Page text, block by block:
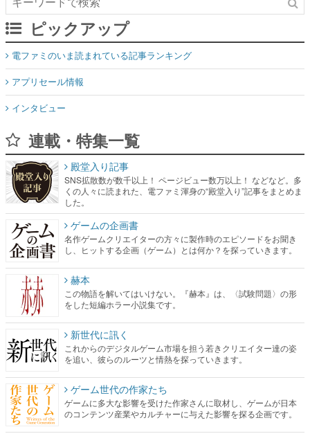
ピックアップ
電ファミのいま読まれている記事ランキング
アプリセール情報
インタビュー
連載・特集一覧
殿堂入り記事
SNS拡散数が数千以上！ ページビュー数万以上！ などなど。多
くの人々に読まれた、電ファミ渾身の“殿堂入り”記事をまとめま
した。
ゲームの企画書
名作ゲームクリエイターの方々に製作時のエピソードをお聞き
し、ヒットする企画（ゲーム）とは何か？を探っていきます。
赫本
この物語を解いてはいけない。『赫本』は、〈試験問題〉の形
をした短編ホラー小説集です。
新世代に訊く
これからのデジタルゲーム市場を担う若きクリエイター達の姿
を追い、彼らのルーツと情熱を探っていきます。
ゲーム世代の作家たち
ゲームに多大な影響を受けた作家さんに取材し、ゲームが日本
のコンテンツ産業やカルチャーに与えた影響を探る企画です。